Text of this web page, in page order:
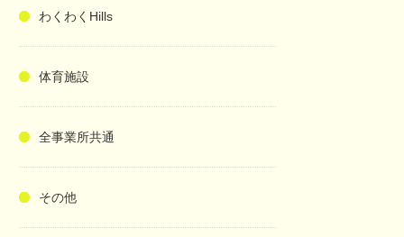
わくわくHills
体育施設
全事業所共通
その他